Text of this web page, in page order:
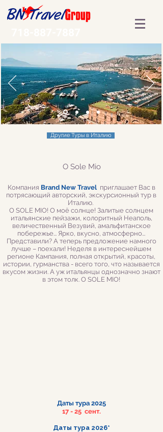
Другие Туры в Италию
O Sole Mio
Компания Brand New Travel приглашает Вас в
потрясающий авторский, экскурсионный тур в
Италию.
O SOLE MIO! О моё солнце! Залитые солнцем
итальянские пейзажи, колоритный Неаполь,
величественный Везувий, амальфитанское
побережье... Ярко, вкусно, атмосферно...
Представили? А теперь предложение намного
лучше – поехали! Неделя в интереснейшем
регионе Кампания, полная открытий, красоты,
истории, гурманства - всего того, что называется
вкусом жизни. А уж итальянцы однозначно знают
в этом толк. O SOLE MIO!
Даты тура 2025
17 - 25 сент.
Даты тура 2026*